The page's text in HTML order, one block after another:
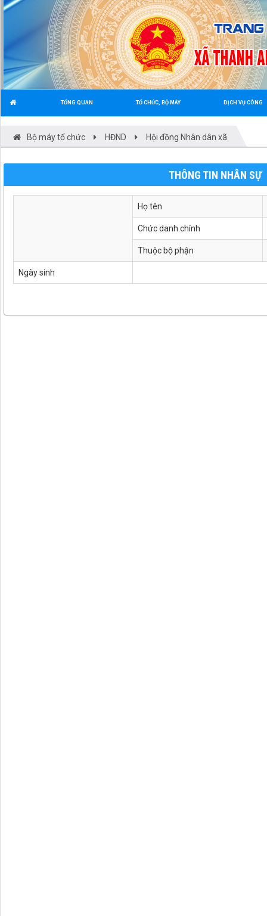
TỔNG QUAN TỔ CHỨC, BỘ MÁY DỊCH VỤ CÔNG
Bộ máy tổ chức HĐND Hội đồng Nhân dân xã
THÔNG TIN NHÂN SỰ
Họ tên
Chức danh chính
Thuộc bộ phận
Ngày sinh